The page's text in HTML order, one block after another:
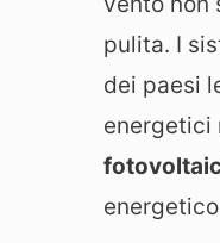
pulita. I
dei paesi
energetici